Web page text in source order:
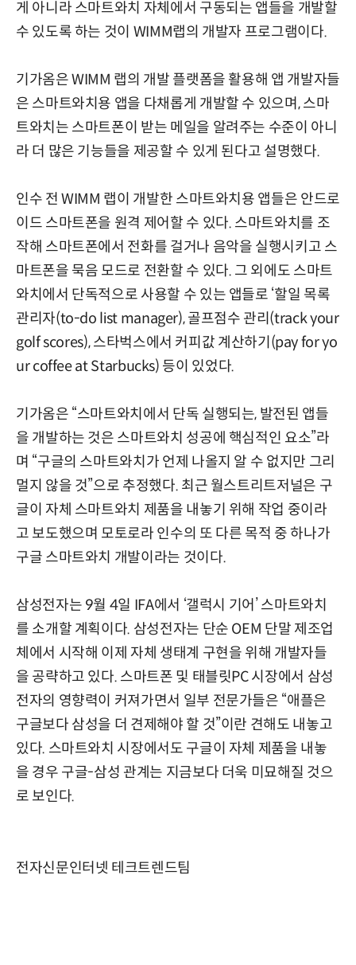
게 아니라 스마트와치 자체에서 구동되는 앱들을 개발할
수 있도록 하는 것이 WIMM랩의 개발자 프로그램이다.
기가옴은 WIMM 랩의 개발 플랫폼을 활용해 앱 개발자들
은 스마트와치용 앱을 다채롭게 개발할 수 있으며, 스마
트와치는 스마트폰이 받는 메일을 알려주는 수준이 아니
라 더 많은 기능들을 제공할 수 있게 된다고 설명했다.
인수 전 WIMM 랩이 개발한 스마트와치용 앱들은 안드로
이드 스마트폰을 원격 제어할 수 있다. 스마트와치를 조
작해 스마트폰에서 전화를 걸거나 음악을 실행시키고 스
마트폰을 묵음 모드로 전환할 수 있다. 그 외에도 스마트
와치에서 단독적으로 사용할 수 있는 앱들로 ‘할일 목록
관리자(to-do list manager), 골프점수 관리(track your
golf scores), 스타벅스에서 커피값 계산하기(pay for yo
ur coffee at Starbucks) 등이 있었다.
기가옴은 “스마트와치에서 단독 실행되는, 발전된 앱들
을 개발하는 것은 스마트와치 성공에 핵심적인 요소”라
며 “구글의 스마트와치가 언제 나올지 알 수 없지만 그리
멀지 않을 것”으로 추정했다. 최근 월스트리트저널은 구
글이 자체 스마트와치 제품을 내놓기 위해 작업 중이라
고 보도했으며 모토로라 인수의 또 다른 목적 중 하나가
구글 스마트와치 개발이라는 것이다.
삼성전자는 9월 4일 IFA에서 ‘갤럭시 기어’ 스마트와치
를 소개할 계획이다. 삼성전자는 단순 OEM 단말 제조업
체에서 시작해 이제 자체 생태계 구현을 위해 개발자들
을 공략하고 있다. 스마트폰 및 태블릿PC 시장에서 삼성
전자의 영향력이 커져가면서 일부 전문가들은 “애플은
구글보다 삼성을 더 견제해야 할 것”이란 견해도 내놓고
있다. 스마트와치 시장에서도 구글이 자체 제품을 내놓
을 경우 구글-삼성 관계는 지금보다 더욱 미묘해질 것으
로 보인다.
전자신문인터넷 테크트렌드팀